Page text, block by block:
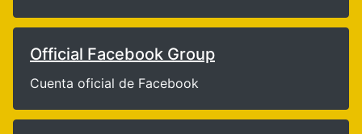
Official Facebook Group
Cuenta oficial de Facebook